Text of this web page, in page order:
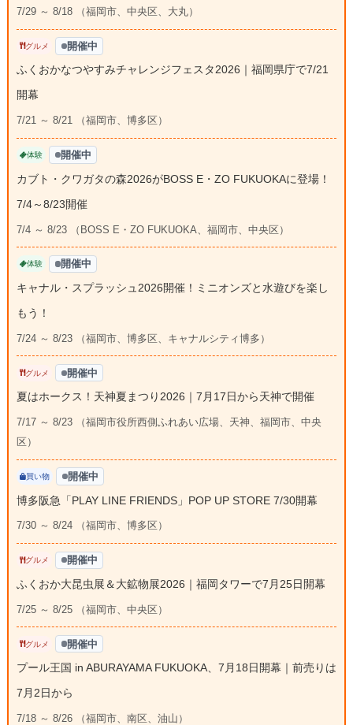
7/29 ～ 8/18 （福岡市、中央区、大丸）
グルメ 開催中
ふくおかなつやすみチャレンジフェスタ2026｜福岡県庁で7/21
開幕
7/21 ～ 8/21 （福岡市、博多区）
体験 開催中
カブト・クワガタの森2026がBOSS E・ZO FUKUOKAに登場！
7/4～8/23開催
7/4 ～ 8/23 （BOSS E・ZO FUKUOKA、福岡市、中央区）
体験 開催中
キャナル・スプラッシュ2026開催！ミニオンズと水遊びを楽し
もう！
7/24 ～ 8/23 （福岡市、博多区、キャナルシティ博多）
グルメ 開催中
夏はホークス！天神夏まつり2026｜7月17日から天神で開催
7/17 ～ 8/23 （福岡市役所西側ふれあい広場、天神、福岡市、中央
区）
買い物 開催中
博多阪急「PLAY LINE FRIENDS」POP UP STORE 7/30開幕
7/30 ～ 8/24 （福岡市、博多区）
グルメ 開催中
ふくおか大昆虫展＆大鉱物展2026｜福岡タワーで7月25日開幕
7/25 ～ 8/25 （福岡市、中央区）
グルメ 開催中
プール王国 in ABURAYAMA FUKUOKA、7月18日開幕｜前売りは
7月2日から
7/18 ～ 8/26 （福岡市、南区、油山）